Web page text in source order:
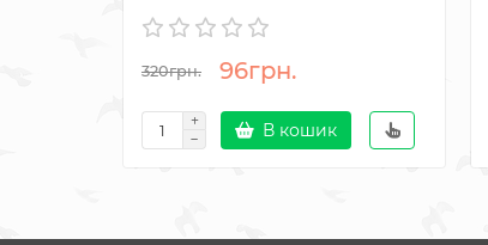
320грн. 96грн.
В кошик